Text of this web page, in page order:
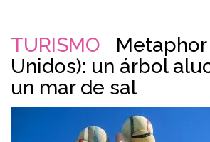
TURISMO
Unidos): un árbol
un mar de sal